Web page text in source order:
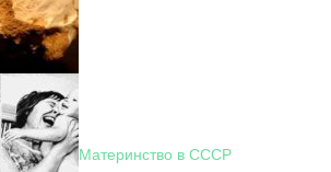
Материнство в СССР